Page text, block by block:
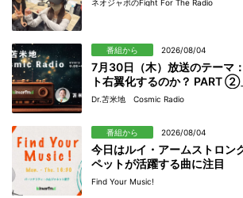
ネオジャポのFight For The Radio
番組から 2026/08/04
7月30日（木）放送のテーマ
ト右翼化するのか？ PART ②
Dr.苫米地 Cosmic Radio
番組から 2026/08/04
今日はルイ・アームストロン
ペットが活躍する曲に注目
Find Your Music!